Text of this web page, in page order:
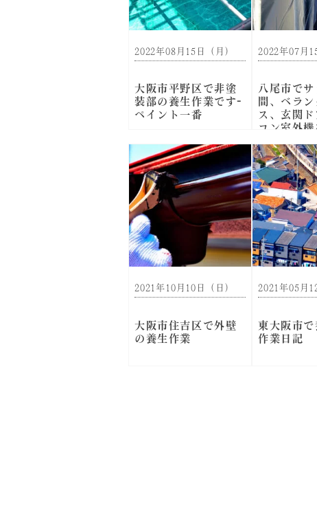
2022年08月15日（月）
大阪市平野区で非塗
装部の養生作業です-
ペイント一番
2022年07月
八尾市で
間、ベラ
ス、玄関
コン室外
2021年10月10日（日）
大阪市住吉区で外壁
の養生作業
2021年05月
東大阪市
作業日記